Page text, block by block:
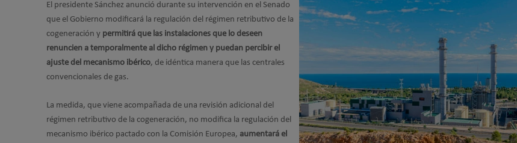
El presidente Sánchez anunció durante su intervención en el Senado
que el Gobierno modificará la regulación del régimen retributivo de la
cogeneración y permitirá que las instalaciones que lo deseen
renuncien a temporalmente al dicho régimen y puedan percibir el
ajuste del mecanismo ibérico, de idéntica manera que las centrales
convencionales de gas.
La medida, que viene acompañada de una revisión adicional del
régimen retributivo de la cogeneración, no modifica la regulación del
mecanismo ibérico pactado con la Comisión Europea, aumentará el